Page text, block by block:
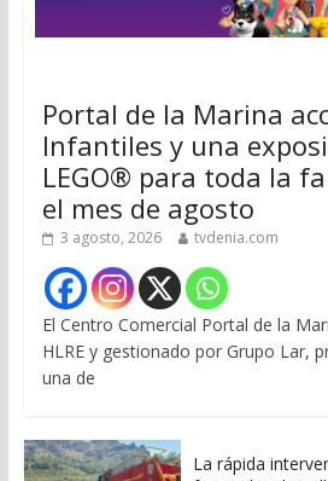
Portal de la Marina
Infantiles y una
LEGO® para toda la
el mes de agosto
3 agosto, 2026 tvdenia.com
El Centro Comercial Portal de la
HLRE y gestionado por Grupo Lar,
una de
La rápida